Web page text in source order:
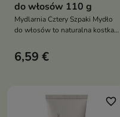
do włosów 110 g
Mydlarnia Cztery Szpaki Mydło
do włosów to naturalna kostka
oczyszcza włosy i skórę głowy,
jednocześnie je wzmacniając i
6,59 €
favorite_border